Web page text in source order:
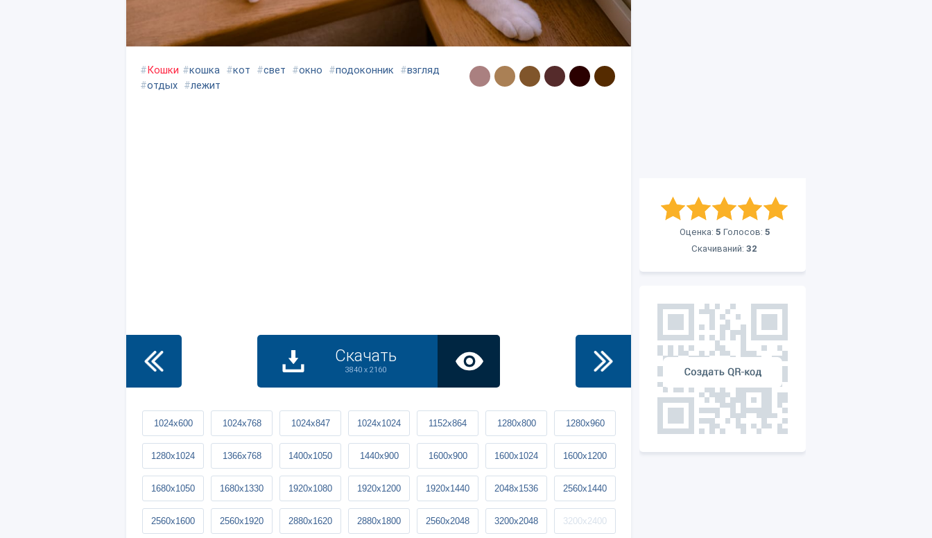
Оценка: 5 Голосов: 5
Скачиваний: 32
#Кошки #кошка #кот #свет #окно #подоконник #взгляд
#отдых #лежит
Скачать
3840 x 2160
1024x600 1024x768 1024x847 1024x1024 1152x864 1280x800 1280x960
1280x1024 1366x768 1400x1050 1440x900 1600x900 1600x1024 1600x1200
1680x1050 1680x1330 1920x1080 1920x1200 1920x1440 2048x1536 2560x1440
2560x1600 2560x1920 2880x1620 2880x1800 2560x2048 3200x2048 3200x2400